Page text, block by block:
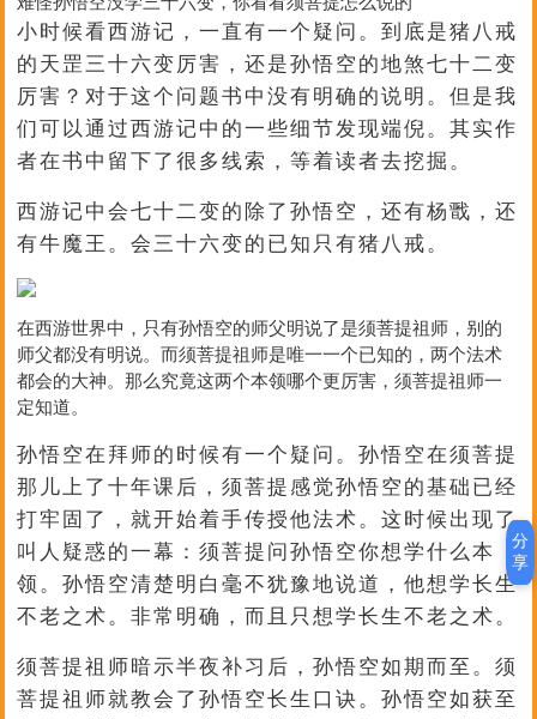
小时候看西游记，一直有一个疑问。到底是猪八戒
的天罡三十六变厉害，还是孙悟空的地煞七十二变
厉害？对于这个问题书中没有明确的说明。但是我
们可以通过西游记中的一些细节发现端倪。其实作
者在书中留下了很多线索，等着读者去挖掘。
西游记中会七十二变的除了孙悟空，还有杨戬，还
有牛魔王。会三十六变的已知只有猪八戒。
在西游世界中，只有孙悟空的师父明说了是须菩提祖师，别的
师父都没有明说。而须菩提祖师是唯一一个已知的，两个法术
都会的大神。那么究竟这两个本领哪个更厉害，须菩提祖师一
定知道。
孙悟空在拜师的时候有一个疑问。孙悟空在须菩提
那儿上了十年课后，须菩提感觉孙悟空的基础已经
打牢固了，就开始着手传授他法术。这时候出现了
叫人疑惑的一幕：须菩提问孙悟空你想学什么本
领。孙悟空清楚明白毫不犹豫地说道，他想学长生
不老之术。非常明确，而且只想学长生不老之术。
须菩提祖师暗示半夜补习后，孙悟空如期而至。须
菩提祖师就教会了孙悟空长生口诀。孙悟空如获至
分
享